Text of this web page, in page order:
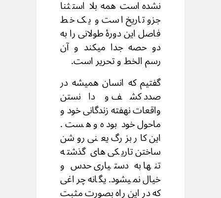
نشده است همه بلا استثنا
جزو تاریخ است و یک خط
فاصل این دورۀ طولانی را به
دو حصه جدا میکند و آن
رسم الخط و تحریر است.
گفتیم که انسان همیشه در
صدد کشف و دانستن
واقعات نهفته زندگانی خود و
ماحول خود بوده و هست.
این کار بزرگ یعنی روشن
ساختن تاریکی های گذشته
تنها به دستیاری حدس و
خیال نمیشود. یگانه چراغی
که در این راه بصورت مثبت